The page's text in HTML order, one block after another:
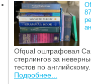
Ofqual оштрафовал
стерлингов за
тестов по английскому...
Подробнее...